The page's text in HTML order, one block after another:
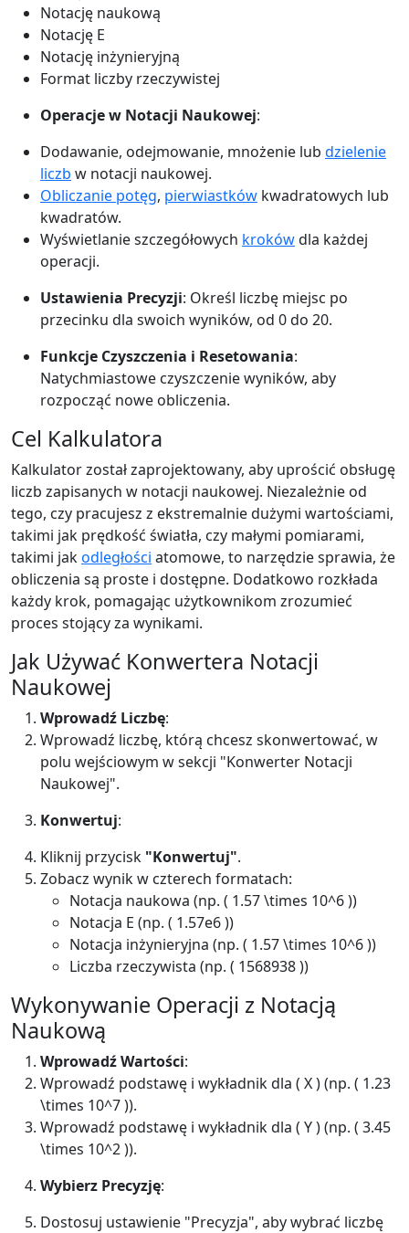
Notację naukową
Notację E
Notację inżynieryjną
Format liczby rzeczywistej
Operacje w Notacji Naukowej:
Dodawanie, odejmowanie, mnożenie lub dzielenie
liczb w notacji naukowej.
Obliczanie potęg, pierwiastków kwadratowych lub
kwadratów.
Wyświetlanie szczegółowych krokówdla każdej
operacji.
Ustawienia Precyzji: Określ liczbę miejsc po
przecinku dla swoich wyników, od 0 do 20.
Funkcje Czyszczenia i Resetowania:
Natychmiastowe czyszczenie wyników, aby
rozpocząć nowe obliczenia.
Cel Kalkulatora
Kalkulator został zaprojektowany, aby uprościć obsługę
liczb zapisanych w notacji naukowej. Niezależnie od
tego, czy pracujesz z ekstremalnie dużymi wartościami,
takimi jak prędkość światła, czy małymi pomiarami,
takimi jakodległości atomowe, to narzędzie sprawia, że
obliczenia są proste i dostępne. Dodatkowo rozkłada
każdy krok, pomagając użytkownikom zrozumieć
proces stojący za wynikami.
Jak Używać Konwertera Notacji
Naukowej
Wprowadź Liczbę:
Wprowadź liczbę, którą chcesz skonwertować, w
polu wejściowym w sekcji "Konwerter Notacji
Naukowej".
Konwertuj:
Kliknij przycisk "Konwertuj".
Zobacz wynik w czterech formatach:
Notacja naukowa (np. ( 1.57 \times 10^6 ))
Notacja E (np. ( 1.57e6 ))
Notacja inżynieryjna (np. ( 1.57 \times 10^6 ))
Liczba rzeczywista (np. ( 1568938 ))
Wykonywanie Operacji z Notacją
Naukową
Wprowadź Wartości:
Wprowadź podstawę i wykładnik dla ( X ) (np. ( 1.23
\times 10^7 )).
Wprowadź podstawę i wykładnik dla ( Y ) (np. ( 3.45
\times 10^2 )).
Wybierz Precyzję:
Dostosuj ustawienie "Precyzja", aby wybrać liczbę